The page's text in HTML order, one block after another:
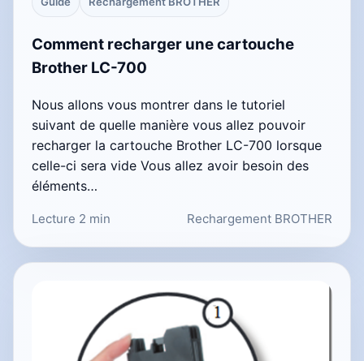
Comment recharger une cartouche
Brother LC-700
Nous allons vous montrer dans le tutoriel
suivant de quelle manière vous allez pouvoir
recharger la cartouche Brother LC-700 lorsque
celle-ci sera vide Vous allez avoir besoin des
éléments…
Lecture 2 min Rechargement BROTHER